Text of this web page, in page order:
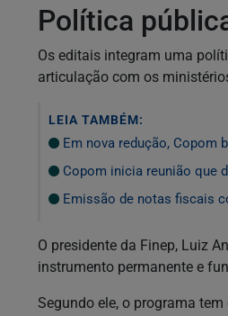
Política
Os editais integram uma
articulação com os
LEIA TAMBÉM:
Em nova redução, Copom
Copom inicia reunião que
Emissão de notas fiscais
O presidente da Finep, Luiz
instrumento permanente e
Segundo ele, o programa